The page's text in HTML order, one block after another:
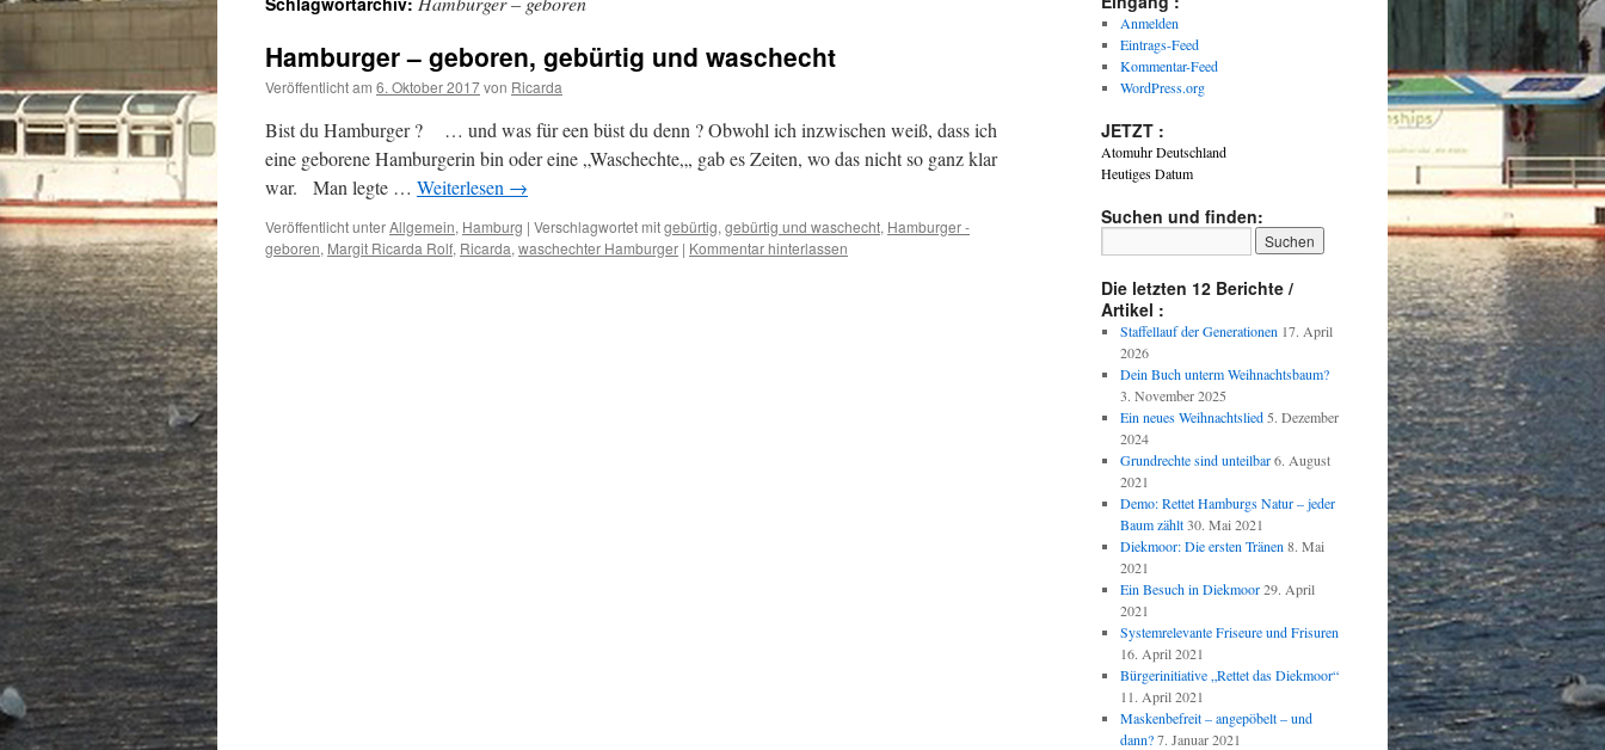
Hamburger – geboren, gebürtig und waschecht
Veröffentlicht am 6. Oktober 2017von Ricarda
Bist du Hamburger ? … und was für een büst du denn ? Obwohl ich inzwischen weiß, dass ich
eine geborene Hamburgerin bin oder eine „Waschechte„, gab es Zeiten, wo das nicht so ganz klar
war. Man legte … Weiterlesen →
Veröffentlicht unterAllgemein, Hamburg | Verschlagwortet mitgebürtig, gebürtig und waschecht, Hamburger -
geboren, Margit Ricarda Rolf, Ricarda, waschechter Hamburger | Kommentar hinterlassen
Anmelden
Eintrags-Feed
Kommentar-Feed
WordPress.org
JETZT :
Atomuhr Deutschland
Heutiges Datum
Suchen und finden:
Die letzten 12 Berichte /
Artikel :
Staffellauf der Generationen 17. April
2026
Dein Buch unterm Weihnachtsbaum?
3. November 2025
Ein neues Weihnachtslied 5. Dezember
2024
Grundrechte sind unteilbar 6. August
2021
Demo: Rettet Hamburgs Natur – jeder
Baum zählt 30. Mai 2021
Diekmoor: Die ersten Tränen 8. Mai
2021
Ein Besuch in Diekmoor 29. April
2021
Systemrelevante Friseure und Frisuren
16. April 2021
Bürgerinitiative „Rettet das Diekmoor“
11. April 2021
Maskenbefreit – angepöbelt – und
dann? 7. Januar 2021